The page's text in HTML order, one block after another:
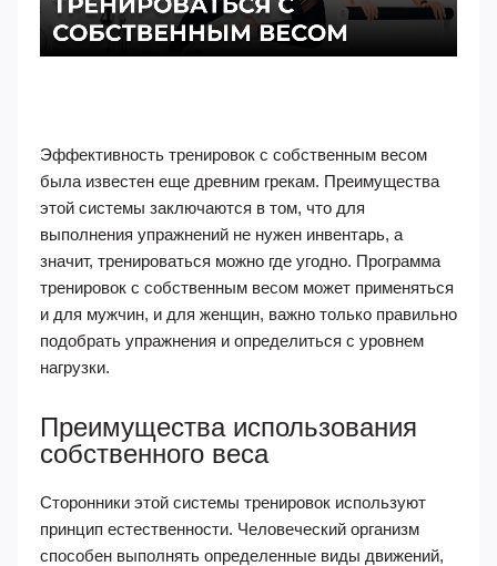
Эффективность тренировок с собственным весом
была известен еще древним грекам. Преимущества
этой системы заключаются в том, что для
выполнения упражнений не нужен инвентарь, а
значит, тренироваться можно где угодно. Программа
тренировок с собственным весом может применяться
и для мужчин, и для женщин, важно только правильно
подобрать упражнения и определиться с уровнем
нагрузки.
Преимущества использования
собственного веса
Сторонники этой системы тренировок используют
принцип естественности. Человеческий организм
способен выполнять определенные виды движений,